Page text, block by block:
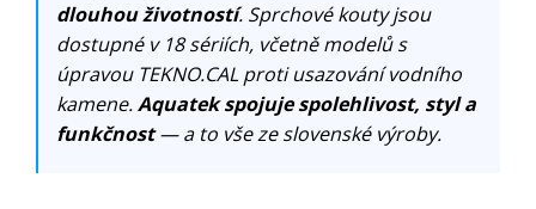
dlouhou životností. Sprchové kouty jsou
dostupné v 18 sériích, včetně modelů s
úpravou TEKNO.CAL proti usazování vodního
kamene.Aquatek spojuje spolehlivost, styl a
funkčnost— a to vše ze slovenské výroby.